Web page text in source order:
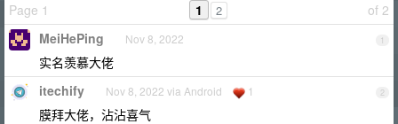
Page 1
of 2
1 2
1
MeiHePing Nov 8, 2022
实名羡慕大佬
2
itechify Nov 8, 2022 via Android 1
膜拜大佬，沾沾喜气